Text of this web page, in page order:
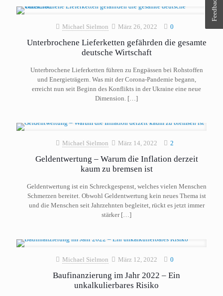
Michael Sielmon März 26, 2022 0
Unterbrochene Lieferketten gefährden die gesamte
deutsche Wirtschaft
Unterbrochene Lieferketten führen zu Engpässen bei Rohstoffen
und Energieträgern. Was mit der Corona-Pandemie begann,
erreicht nun seit Beginn des Konflikts in der Ukraine eine neue
Dimension. […]
Michael Sielmon März 14, 2022 2
Geldentwertung – Warum die Inflation derzeit
kaum zu bremsen ist
Geldentwertung ist ein Schreckgespenst, welches vielen Menschen
Schmerzen bereitet. Obwohl Geldentwertung kein neues Thema ist
und die Menschen seit Jahrzehnten begleitet, rückt es jetzt immer
stärker[…]
Michael Sielmon März 12, 2022 0
Baufinanzierung im Jahr 2022 – Ein
unkalkulierbares Risiko
Feedback